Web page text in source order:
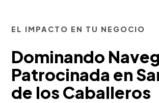
EL IMPACTO EN TU NEGOCIO
Dominando
Patrocinada en
de los Caballeros